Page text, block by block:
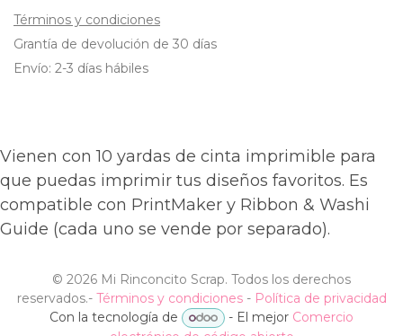
Términos y condiciones
Grantía de devolución de 30 días
Envío: 2-3 días hábiles
Vienen con 10 yardas de cinta imprimible para
que puedas imprimir tus diseños favoritos. Es
compatible con PrintMaker y Ribbon & Washi
Guide (cada uno se vende por separado).
© 2026 Mi Rinconcito Scrap. Todos los derechos
reservados.- Términos y condiciones- Política de privacidad
Con la tecnología de
- El mejor Comercio